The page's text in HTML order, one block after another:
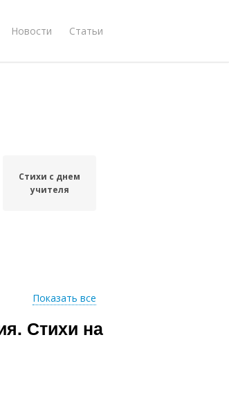
Новости Статьи
Стихи с днем
учителя
Показать все
Стихи на